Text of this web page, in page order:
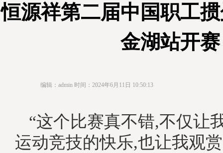
恒源祥第二届中国职工
金湖站开赛
编辑：admin 时间：2024年6月11日 10:50:13
“这个比赛真不错,不仅让
运动竞技的快乐,也让我观